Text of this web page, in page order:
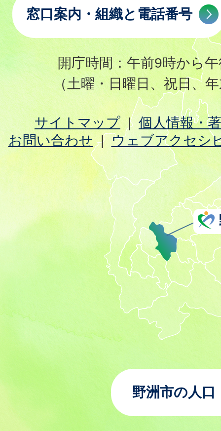
窓口案内・組織と電話番号
開庁時間：午前9時から
（土曜・日曜日、祝日、
サイトマップ
個人情報・
お問い合わせ
ウェブアクセシ
野洲市の人口